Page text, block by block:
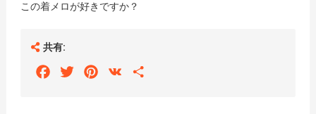
この着メロが好きですか？
共有:
FacebookTwitterPinterest
VK